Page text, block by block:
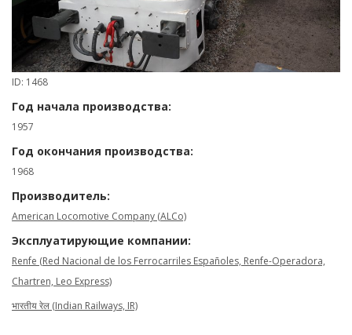
ID: 1468
Год начала производства:
1957
Год окончания производства:
1968
Производитель:
American Locomotive Company (ALCo)
Эксплуатирующие компании:
Renfe (Red Nacional de los Ferrocarriles Españoles, Renfe-Operadora,
Chartren, Leo Express)
भारतीय रेल (Indian Railways, IR)